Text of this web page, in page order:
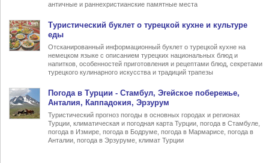
античные и раннехристианские памятные места
Туристический буклет о турецкой кухнеи культуре
еды
Отсканированный информационный буклет о турецкой кухне на
немецком языке с описанием турецких национальных блюд и
напитков, особенностей приготовления и рецептами блюд, секретами
турецкого кулинарного искусства и традиций трапезы
Погода в Турции - Стамбул, Эгейское побережье,
Анталия, Каппадокия, Эрзурум
Туристический прогноз погоды в основных городах и регионах
Турции, климатическая и погодная карта Турции, погода в Стамбуле,
погода в Измире, погода в Бодруме, погода в Мармарисе, погода в
Анталии, погода в Эрзуруме, климат Турции